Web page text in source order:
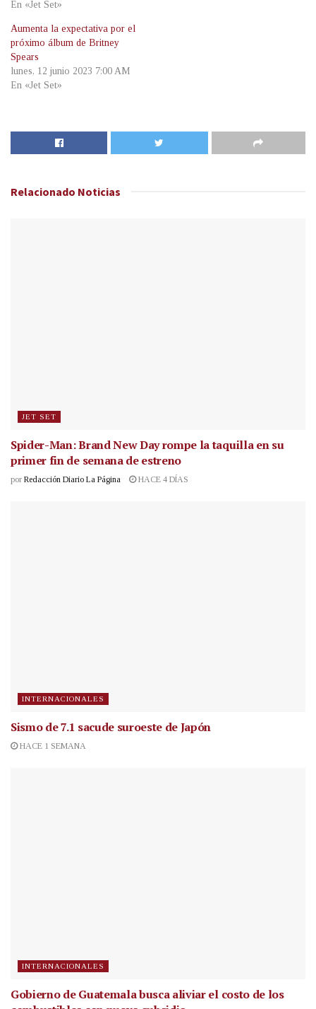
En «Jet Set»
Aumenta la expectativa por el
próximo álbum de Britney
Spears
lunes, 12 junio 2023 7:00 AM
En «Jet Set»
Relacionado Noticias
JET SET
Spider-Man: Brand New Day rompe la taquilla en su
primer fin de semana de estreno
por Redacción Diario La Página HACE 4 DÍAS
INTERNACIONALES
Sismo de 7.1 sacude suroeste de Japón
HACE 1 SEMANA
INTERNACIONALES
Gobierno de Guatemala busca aliviar el costo de los